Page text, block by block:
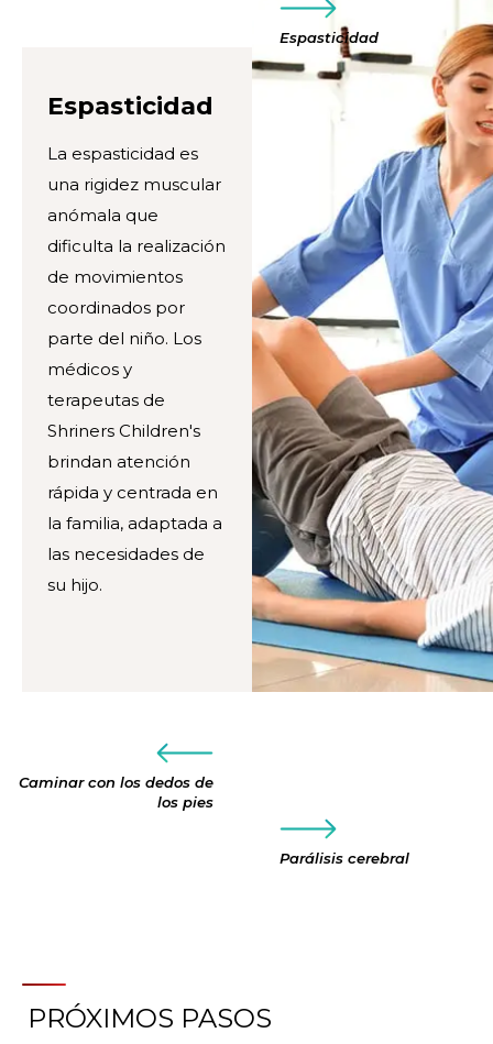
Espasticidad
Espasticidad
La espasticidad es
una rigidez muscular
anómala que
dificulta la realización
de movimientos
coordinados por
parte del niño. Los
médicos y
terapeutas de
Shriners Children's
brindan atención
rápida y centrada en
la familia, adaptada a
las necesidades de
su hijo.
Caminar con los dedos de
los pies
Parálisis cerebral
PRÓXIMOS PASOS